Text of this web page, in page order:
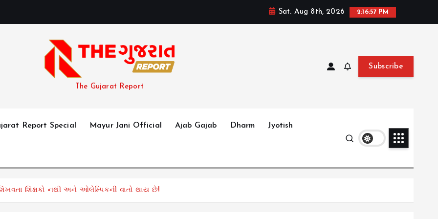
Sat. Aug 8th, 2026 2:16:58 PM
The Gujarat Report
Subscribe
Report Special Mayur Jani Official Ajab Gajab Dharm Jyotish
શિક્ષકો નથી અને ઓલેમ્પિકની વાતો થાય છે!